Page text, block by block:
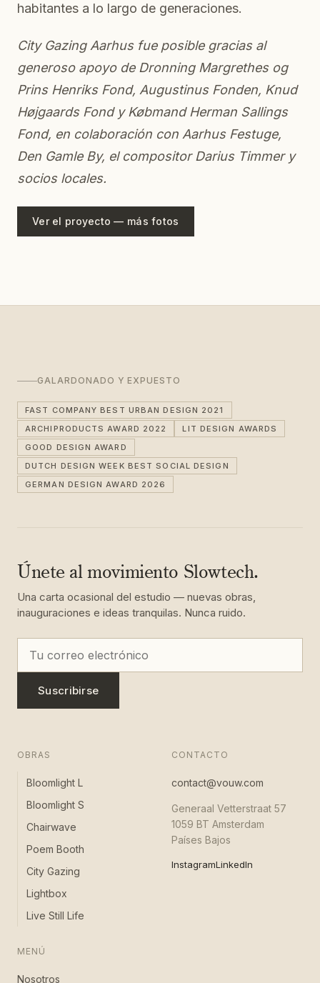
habitantes a lo largo de generaciones.
City Gazing Aarhus fue posible gracias al
generoso apoyo de Dronning Margrethes og
Prins Henriks Fond, Augustinus Fonden, Knud
Højgaards Fond y Købmand Herman Sallings
Fond, en colaboración con Aarhus Festuge,
Den Gamle By, el compositor Darius Timmer y
socios locales.
Ver el proyecto — más fotos
GALARDONADO Y EXPUESTO
FAST COMPANY BEST URBAN DESIGN 2021
ARCHIPRODUCTS AWARD 2022
LIT DESIGN AWARDS
GOOD DESIGN AWARD
DUTCH DESIGN WEEK BEST SOCIAL DESIGN
GERMAN DESIGN AWARD 2026
Únete al movimiento Slowtech.
Una carta ocasional del estudio — nuevas obras,
inauguraciones e ideas tranquilas. Nunca ruido.
Suscribirse
OBRAS
Bloomlight L
Bloomlight S
Chairwave
Poem Booth
City Gazing
Lightbox
Live Still Life
MENÚ
Nosotros
CONTACTO
contact@vouw.com
Generaal Vetterstraat 57
1059 BT Amsterdam
Países Bajos
InstagramLinkedIn